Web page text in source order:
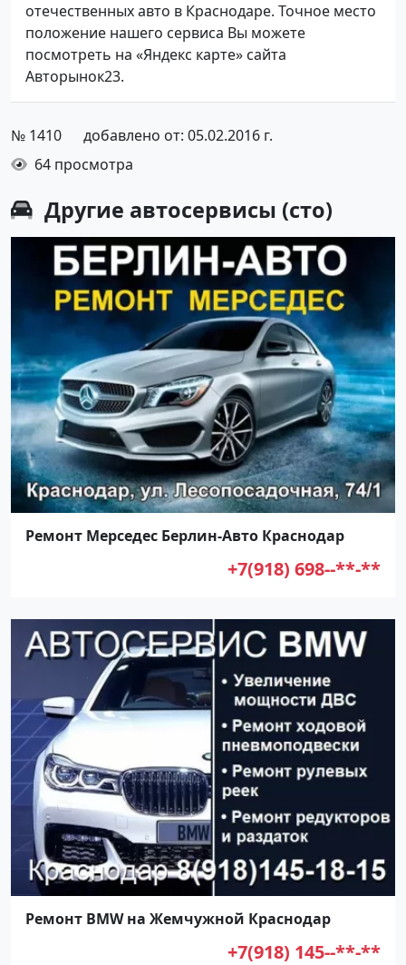
отечественных авто в Краснодаре. Точное место
положение нашего сервиса Вы можете
посмотреть на «Яндекс карте» сайта
Авторынок23.
№ 1410
добавлено от: 05.02.2016 г.
64 просмотра
Другие автосервисы (сто)
Ремонт Мерседес Берлин-Авто Краснодар
+7(918) 698--**-**
Ремонт BMW на Жемчужной Краснодар
+7(918) 145--**-**